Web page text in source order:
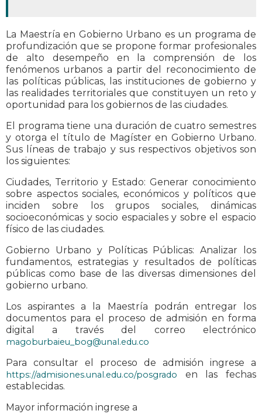
La Maestría en Gobierno Urbano es un programa de
profundización que se propone formar profesionales
de alto desempeño en la comprensión de los
fenómenos urbanos a partir del reconocimiento de
las políticas públicas, las instituciones de gobierno y
las realidades territoriales que constituyen un reto y
oportunidad para los gobiernos de las ciudades.
El programa tiene una duración de cuatro semestres
y otorga el título de Magíster en Gobierno Urbano.
Sus líneas de trabajo y sus respectivos objetivos son
los siguientes:
Ciudades, Territorio y Estado: Generar conocimiento
sobre aspectos sociales, económicos y políticos que
inciden sobre los grupos sociales, dinámicas
socioeconómicas y socio espaciales y sobre el espacio
físico de las ciudades.
Gobierno Urbano y Políticas Públicas: Analizar los
fundamentos, estrategias y resultados de políticas
públicas como base de las diversas dimensiones del
gobierno urbano.
Los aspirantes a la Maestría podrán entregar los
documentos para el proceso de admisión en forma
digital a través del correo electrónico
magoburbaieu_bog@unal.edu.co
Para consultar el proceso de admisión ingrese a
https://admisiones.unal.edu.co/posgrado en las fechas
establecidas.
Mayor información ingrese a